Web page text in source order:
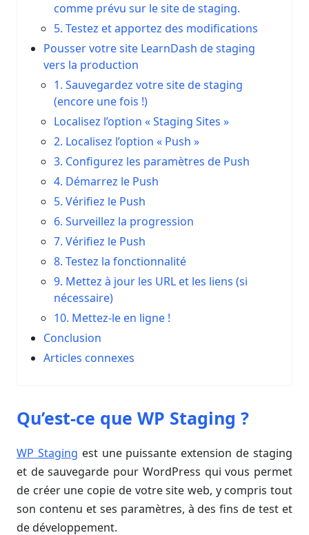
comme prévu sur le site de staging.
5. Testez et apportez des modifications
Pousser votre site LearnDash de staging
vers la production
1. Sauvegardez votre site de staging
(encore une fois !)
Localisez l’option « Staging Sites »
2. Localisez l’option « Push »
3. Configurez les paramètres de Push
4. Démarrez le Push
5. Vérifiez le Push
6. Surveillez la progression
7. Vérifiez le Push
8. Testez la fonctionnalité
9. Mettez à jour les URL et les liens (si
nécessaire)
10. Mettez-le en ligne !
Conclusion
Articles connexes
Qu’est-ce que WP Staging ?
WP Staging est une puissante extension de staging
et de sauvegarde pour WordPress qui vous permet
de créer une copie de votre site web, y compris tout
son contenu et ses paramètres, à des fins de test et
de développement.